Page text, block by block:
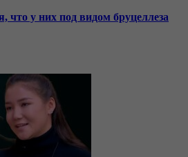
у них под видом бруцеллеза